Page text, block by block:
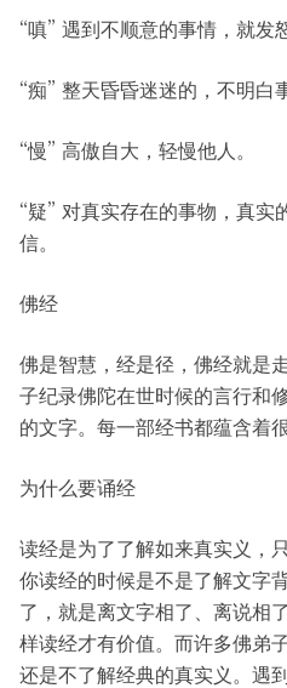
“嗔” 遇到不顺意的事情，就发
“痴” 整天昏昏迷迷的，不明白
“慢” 高傲自大，轻慢他人。
“疑” 对真实存在的事物，真实
信。
佛经
佛是智慧，经是径，佛经就是
子纪录佛陀在世时候的言行和
的文字。每一部经书都蕴含着
为什么要诵经
读经是为了了解如来真实义，
你读经的时候是不是了解文字
了，就是离文字相了、离说相
样读经才有价值。而许多佛弟
还是不了解经典的真实义。遇